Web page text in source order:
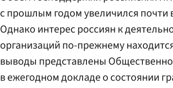
с прошлым годом увеличился почти
Однако интерес россиян к
организаций по-прежнему
выводы представлены
в ежегодном докладе о состоянии